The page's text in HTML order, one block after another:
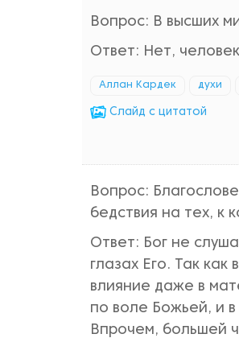
Вопрос: В высших
Ответ: Нет,
Аллан Кардек духи
Cлайд с цитатой
Вопрос:
бедствия на тех, к
Ответ: Бог не
глазах Его. Так
влияние даже в
по воле Божьей, и в
Впрочем, большей